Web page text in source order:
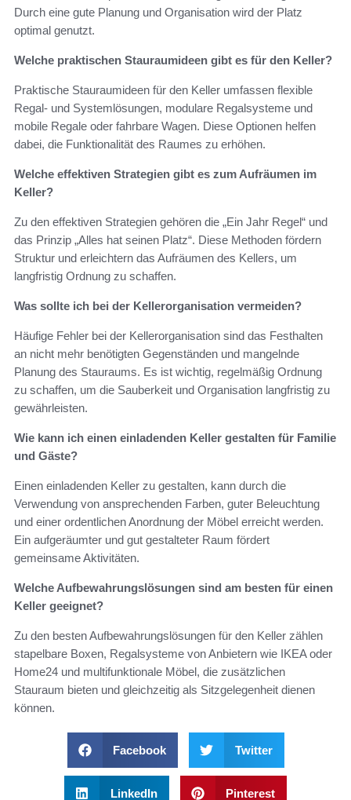
Durch eine gute Planung und Organisation wird der Platz
optimal genutzt.
Welche praktischen Stauraumideen gibt es für den Keller?
Praktische Stauraumideen für den Keller umfassen flexible
Regal- und Systemlösungen, modulare Regalsysteme und
mobile Regale oder fahrbare Wagen. Diese Optionen helfen
dabei, die Funktionalität des Raumes zu erhöhen.
Welche effektiven Strategien gibt es zum Aufräumen im
Keller?
Zu den effektiven Strategien gehören die „Ein Jahr Regel“ und
das Prinzip „Alles hat seinen Platz“. Diese Methoden fördern
Struktur und erleichtern das Aufräumen des Kellers, um
langfristig Ordnung zu schaffen.
Was sollte ich bei der Kellerorganisation vermeiden?
Häufige Fehler bei der Kellerorganisation sind das Festhalten
an nicht mehr benötigten Gegenständen und mangelnde
Planung des Stauraums. Es ist wichtig, regelmäßig Ordnung
zu schaffen, um die Sauberkeit und Organisation langfristig zu
gewährleisten.
Wie kann ich einen einladenden Keller gestalten für Familie
und Gäste?
Einen einladenden Keller zu gestalten, kann durch die
Verwendung von ansprechenden Farben, guter Beleuchtung
und einer ordentlichen Anordnung der Möbel erreicht werden.
Ein aufgeräumter und gut gestalteter Raum fördert
gemeinsame Aktivitäten.
Welche Aufbewahrungslösungen sind am besten für einen
Keller geeignet?
Zu den besten Aufbewahrungslösungen für den Keller zählen
stapelbare Boxen, Regalsysteme von Anbietern wie IKEA oder
Home24 und multifunktionale Möbel, die zusätzlichen
Stauraum bieten und gleichzeitig als Sitzgelegenheit dienen
können.
Facebook Twitter
LinkedIn Pinterest